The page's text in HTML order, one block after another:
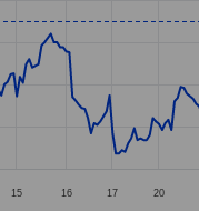
Data ranges
15 16 17 20